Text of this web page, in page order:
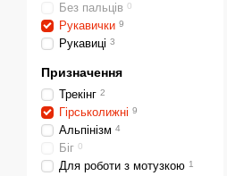
Без пальців 0
Рукавички 9
Рукавиці 3
Призначення
Трекінг 2
Гірськолижні 9
Альпінізм 4
Біг 0
Для роботи з мотузкою 1